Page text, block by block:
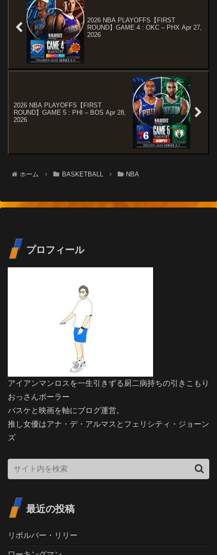
2026 NBA PLAYOFFS【FIRST
ROUND】GAME 4 : OKC – PHX Apr 27,
2026
2026 NBA PLAYOFFS【FIRST
ROUND】GAME 5 : PHI – BOS Apr 28,
2026
ホーム BASKETBALL NBA
プロフィール
アイアンマンロスを一生引きずる厨二病持ちの引きこもり
おっさんボーラー
バスケと映画を軸にブログ運営。
推し女優はアナ・デ・アルマスとフェリシティ・ジョーン
ズ
最近の投稿
リボルバー・リリー